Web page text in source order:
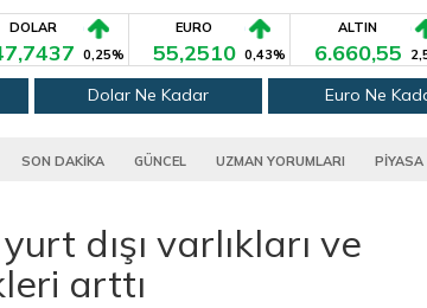
DOLAR
0,25%
EURO
55,2510 0,43%
ALTIN
6.660,55
Dolar Ne Kadar Euro Ne
SON DAKİKA GÜNCEL UZMAN YORUMLARI
dışı varlıkları ve
arttı